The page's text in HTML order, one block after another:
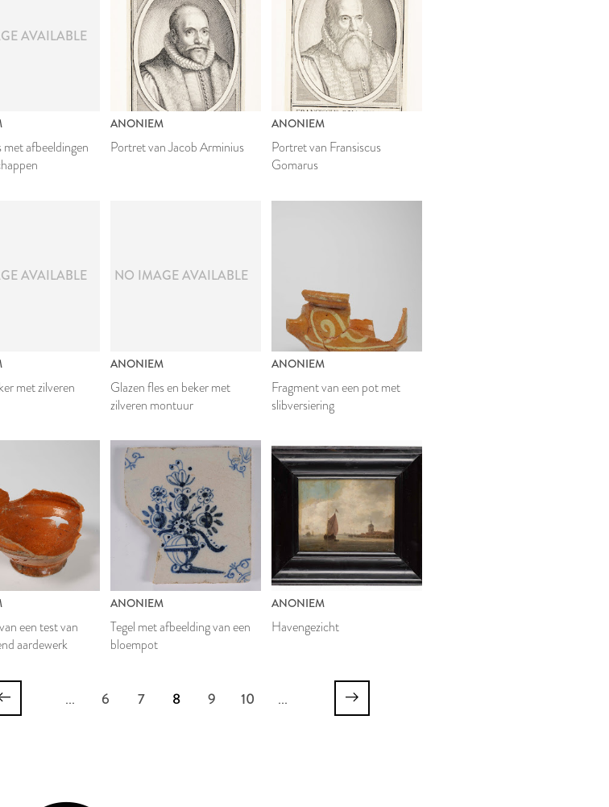
AVAILABLE
met afbeeldingen
ANONIEM
Portret van Jacob Arminius
ANONIEM
Portret van Fransiscus
Gomarus
AVAILABLE
met zilveren
NO IMAGE AVAILABLE
ANONIEM
Glazen fles en beker met
zilveren montuur
ANONIEM
Fragment van een pot met
slibversiering
een test van
aardewerk
ANONIEM
Tegel met afbeelding van een
bloempot
ANONIEM
Havengezicht
... 6 7 8 9 10 ...